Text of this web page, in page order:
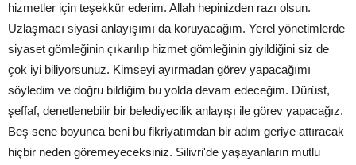
hizmetler için teşekkür ederim. Allah hepinizden razı olsun.
Uzlaşmacı siyasi anlayışımı da koruyacağım. Yerel yönetimlerde
siyaset gömleğinin çıkarılıp hizmet gömleğinin giyildiğini siz de
çok iyi biliyorsunuz. Kimseyi ayırmadan görev yapacağımı
söyledim ve doğru bildiğim bu yolda devam edeceğim. Dürüst,
şeffaf, denetlenebilir bir belediyecilik anlayışı ile görev yapacağız.
Beş sene boyunca beni bu fikriyatımdan bir adım geriye attıracak
hiçbir neden göremeyeceksiniz. Silivri'de yaşayanların mutlu